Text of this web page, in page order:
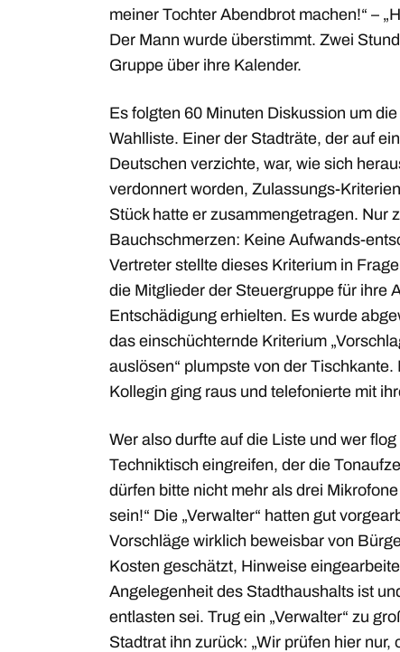
meiner Tochter Abendbrot machen!“ –
Der Mann wurde überstimmt. Zwei
Gruppe über ihre Kalender.
Es folgten 60 Minuten Diskussion um
Wahlliste. Einer der Stadträte, der auf
Deutschen verzichte, war, wie sich
verdonnert worden, Zulassungs-
Stück hatte er zusammengetragen. Nur
Bauchschmerzen: Keine Aufwands-
Vertreter stellte dieses Kriterium in
die Mitglieder der Steuergruppe für ihre
Entschädigung erhielten. Es wurde
das einschüchternde Kriterium
auslösen“ plumpste von der
Kollegin ging raus und telefonierte mit
Wer also durfte auf die Liste und wer
Techniktisch eingreifen, der die
dürfen bitte nicht mehr als drei
sein!“ Die „Verwalter“ hatten gut
Vorschläge wirklich beweisbar von
Kosten geschätzt, Hinweise
Angelegenheit des Stadthaushalts ist
entlasten sei. Trug ein „Verwalter“ zu
Stadtrat ihn zurück: „Wir prüfen hier